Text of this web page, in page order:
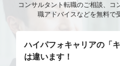
囲） 6.クライアントへのプ
（担当範囲） 7.プロジェク
よび、クライアントとのコ
ながら、プロジェクトを実施
コンサルタント転職のご相談、コ
職アドバイスなどを無料で
ハイパフォキャリアの「
は違います！